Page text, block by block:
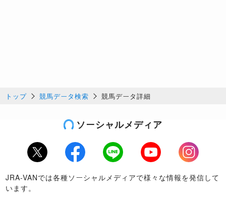
トップ 競馬データ検索 競馬データ詳細
ソーシャルメディア
Twitter Facebook LINE Youtube
Instagram
JRA-VANでは各種ソーシャルメディアで様々な情報を発信して
います。